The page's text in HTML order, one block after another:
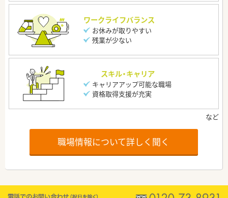
ワークライフバランス
お休みが取りやすい
残業が少ない
スキル・キャリア
キャリアアップ可能な職場
資格取得支援が充実
職場情報について詳しく聞く